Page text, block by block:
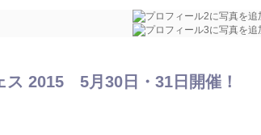
ス 2015 5月30日・31日開催！